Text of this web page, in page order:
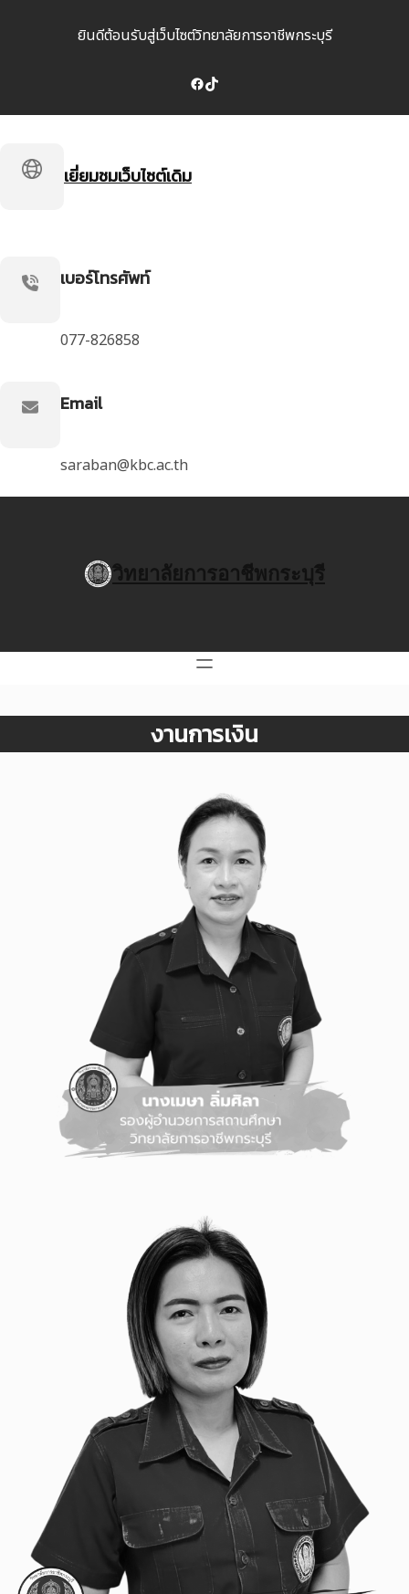
ยินดีต้อนรับสู่เว็บไซต์วิทยาลัยการอาชีพกระบุรี
Facebook TikTok
เยี่ยมชมเว็บไซต์เดิม
เบอร์โทรศัพท์
077-826858
Email
saraban@kbc.ac.th
วิทยาลัยการอาชีพกระบุรี
งานการเงิน